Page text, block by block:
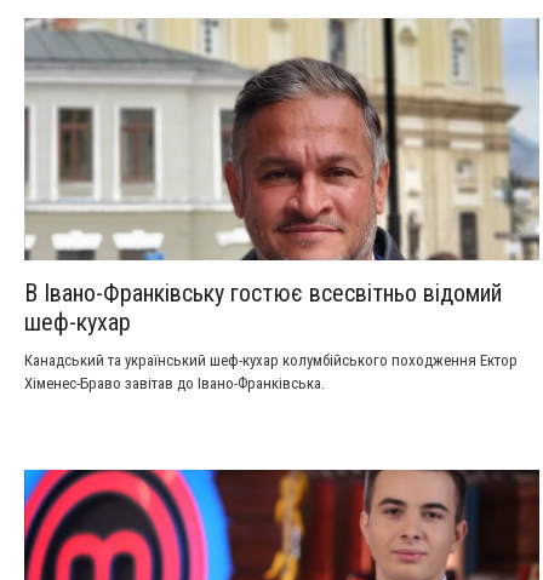
В Івано-Франківську гостює всесвітньо відомий
шеф-кухар
Канадський та український шеф-кухар колумбійського походження Ектор
Хіменес-Браво завітав до Івано-Франківська.